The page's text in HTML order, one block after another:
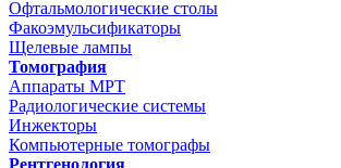
Офтальмологические столы
Факоэмульсификаторы
Щелевые лампы
Томография
Аппараты МРТ
Радиологические системы
Инжекторы
Компьютерные томографы
Рентгенология